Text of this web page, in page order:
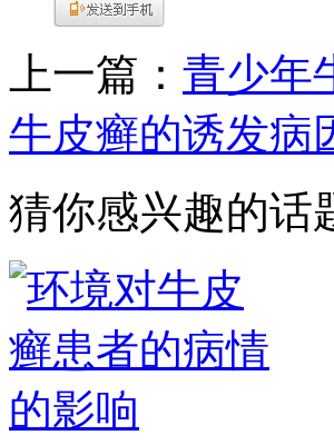
上一篇： 青少年
牛皮癣的诱发病
猜你感兴趣的话